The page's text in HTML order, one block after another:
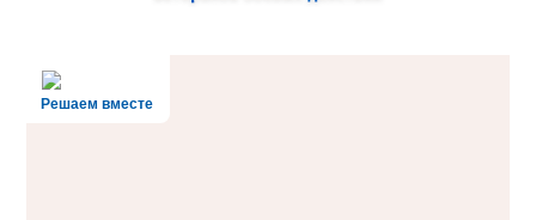
Решаем вместе